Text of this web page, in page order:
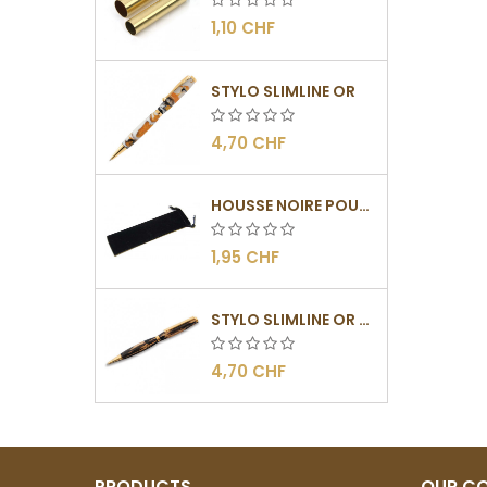
1,10 CHF
STYLO SLIMLINE OR
4,70 CHF
HOUSSE NOIRE POUR STYLOS
1,95 CHF
STYLO SLIMLINE OR - BARRETTE PLATE
4,70 CHF